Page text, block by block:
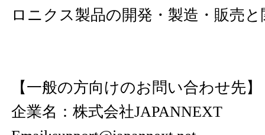
ロニクス製品の開発・製造・販売
【一般の方向けのお問い合わせ先】
企業名：株式会社JAPANNEXT